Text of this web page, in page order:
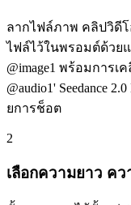
ลากไฟล์ภาพ คลิปวิดีโ
ไฟล์ไว้ในพรอมต์ด้วย
@image1 พร้อมการเ
@audio1' Seedance
ยการช็อต
2
เลือกความยาว คว